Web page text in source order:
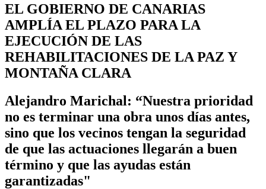
EL GOBIERNO DE CANARIAS
AMPLÍA EL PLAZO PARA LA
EJECUCIÓN DE LAS
REHABILITACIONES DE LA PAZ Y
MONTAÑA CLARA
Alejandro Marichal: “Nuestra prioridad
no es terminar una obra unos días antes,
sino que los vecinos tengan la seguridad
de que las actuaciones llegarán a buen
término y que las ayudas están
garantizadas"